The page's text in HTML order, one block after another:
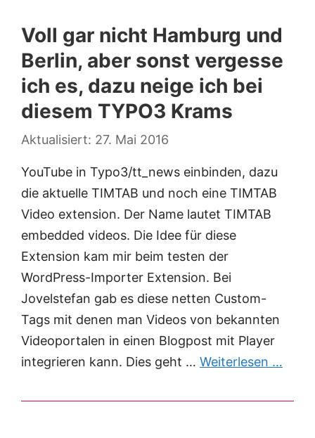
Voll gar nicht Hamburg und
Berlin, aber sonst vergesse
ich es, dazu neige ich bei
diesem TYPO3 Krams
27. Mai 2016
YouTube in Typo3/tt_news einbinden, dazu
die aktuelle TIMTAB und noch eine TIMTAB
Video extension. Der Name lautet TIMTAB
embedded videos. Die Idee für diese
Extension kam mir beim testen der
WordPress-Importer Extension. Bei
Jovelstefan gab es diese netten Custom-
Tags mit denen man Videos von bekannten
Videoportalen in einen Blogpost mit Player
integrieren kann. Dies geht … Weiterlesen …